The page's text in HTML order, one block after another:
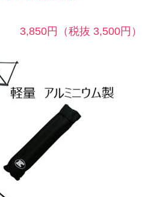
3,850円 （税抜 3,500円）